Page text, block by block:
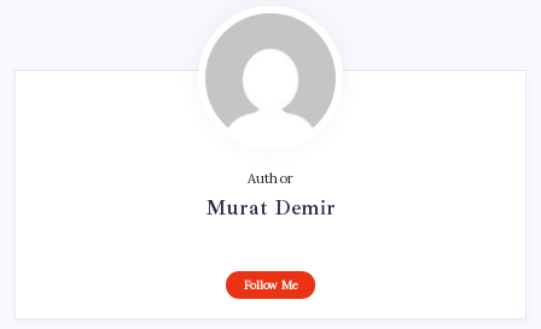
Author
Murat Demir
Follow Me